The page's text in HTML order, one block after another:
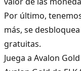
Por último,
más, se
gratuitas.
Juega a Avalon